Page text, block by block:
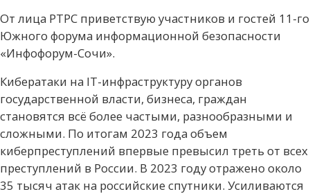
От лица РТРС приветствую участников и гостей 11-го
Южного форума информационной безопасности
«Инфофорум-Сочи».
Кибератаки на IT-инфраструктуру органов
государственной власти, бизнеса, граждан
становятся всё более частыми, разнообразными и
сложными. По итогам 2023 года объем
киберпреступлений впервые превысил треть от всех
преступлений в России. В 2023 году отражено около
35 тысяч атак на российские спутники. Усиливаются